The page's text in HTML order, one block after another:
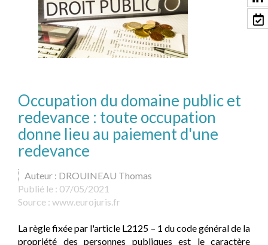
Occupation du domaine public et
redevance : toute occupation
donne lieu au paiement d'une
redevance
Auteur : DROUINEAU Thomas
Publié le : 07/05/2021
Source : www.eurojuris.fr
La règle fixée par l'article L2125 – 1 du code général de la
propriété des personnes publiques est le caractère